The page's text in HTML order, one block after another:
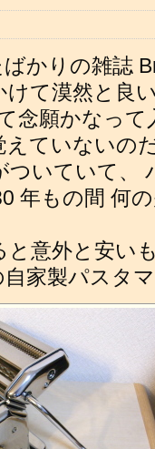
かりの雑誌
て漠然と良
念願かなっ
ていないの
ついていて、
年もの間 何
と意外と安い
家製パスタ